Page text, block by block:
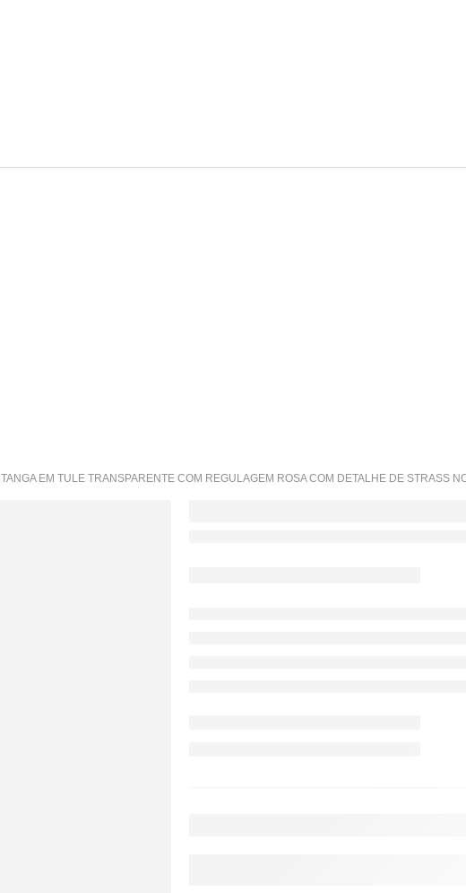
TANGA EM TULE TRANSPARENTE COM REGULAGEM ROSA COM DETALHE DE STRASS